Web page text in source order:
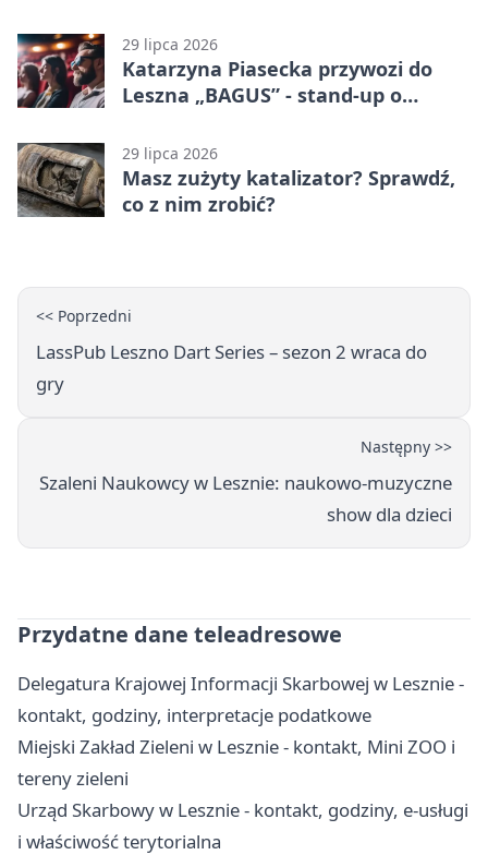
29 lipca 2026
Katarzyna Piasecka przywozi do
Leszna „BAGUS” - stand-up o
29 lipca 2026
Masz zużyty katalizator? Sprawdź,
co z nim zrobić?
<< Poprzedni
LassPub Leszno Dart Series – sezon 2 wraca do
gry
Następny >>
Szaleni Naukowcy w Lesznie: naukowo-muzyczne
show dla dzieci
Przydatne dane teleadresowe
Delegatura Krajowej Informacji Skarbowej w Lesznie -
kontakt, godziny, interpretacje podatkowe
Miejski Zakład Zieleni w Lesznie - kontakt, Mini ZOO i
tereny zieleni
Urząd Skarbowy w Lesznie - kontakt, godziny, e-usługi
i właściwość terytorialna